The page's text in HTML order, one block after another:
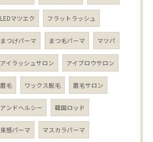
LEDマツエク フラットラッシュ
まつげパーマ まつ毛パーマ マツパ
アイラッシュサロン アイブロウサロン
眉毛 ワックス脱毛 眉毛サロン
アンドヘルシー 韓国ロッド
束感パーマ マスカラパーマ